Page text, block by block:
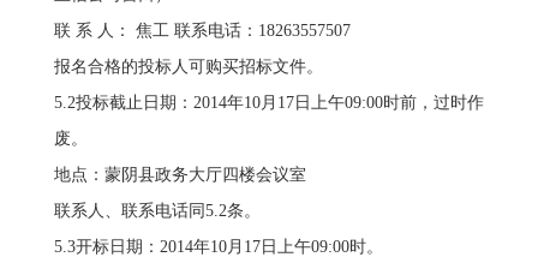
联 系 人： 焦工 联系电话：18263557507
报名合格的投标人可购买招标文件。
5.2投标截止日期：2014年10月17日上午09:00时前，过时作
废。
地点：蒙阴县政务大厅四楼会议室
联系人、联系电话同5.2条。
5.3开标日期：2014年10月17日上午09:00时。